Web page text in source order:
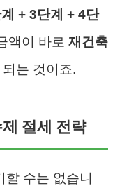
+ 3단계 + 4단
액이 바로 재건축
는 것이죠.
절세 전략
할 수는 없습니